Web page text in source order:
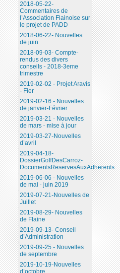
2018-05-22-
Commentaires de
l’Association Flainoise sur
le projet de PADD
2018-06-22- Nouvelles
de juin
2018-09-03- Compte-
rendus des divers
conseils - 2018-3eme
trimestre
2019-02-02 - Projet Aravis
- Fier
2019-02-16 - Nouvelles
de janvier-Février
2019-03-21 - Nouvelles
de mars - mise à jour
2019-03-27-Nouvelles
d’avril
2019-04-18-
DossierGolfDesCarroz-
DocumentsReservesAuxAdherents
2019-06-06 - Nouvelles
de mai - juin 2019
2019-07-21-Nouvelles de
Juillet
2019-08-29- Nouvelles
de Flaine
2019-09-13- Conseil
d’Administration
2019-09-25 - Nouvelles
de septembre
2019-10-19-Nouvelles